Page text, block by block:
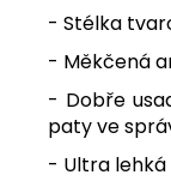
- Stélka
- Měkčená
- Dobře
paty ve
- Ultra